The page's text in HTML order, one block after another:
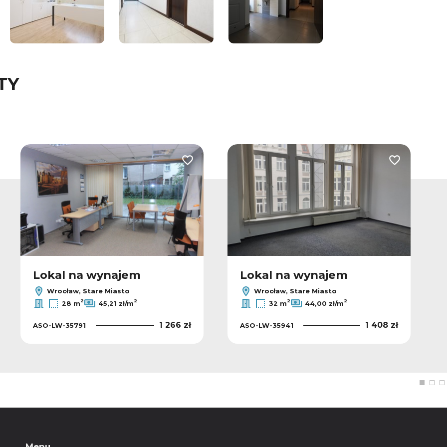
ulubionych Dodaj do ulubionych
Lokal na wynajem
Wrocław, Stare Miasto
28 m2 45,21 zł/m2
ASO-LW-35791 1 266 zł
Dodaj do
Lokal na wynajem
Wrocław, Stare Miasto
32 m2 44,00 zł/m2
ASO-LW-35941 1 408 zł